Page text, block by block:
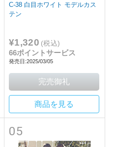
C-38 白目ホワイト モデルカス
テン
¥1,320 (税込)
66ポイントサービス
発売日:2025/03/05
商品を見る
05